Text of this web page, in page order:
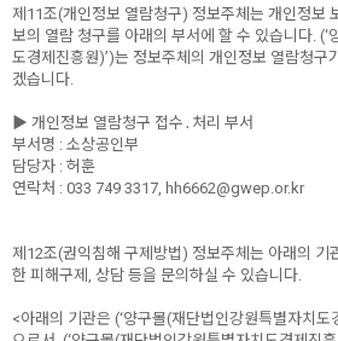
제11조(개인정보 열람청구) 정보주체는 개인정보
보의 열람 청구를 아래의 부서에 할 수 있습니다. (‘
도경제진흥원)’)는 정보주체의 개인정보 열람청구
겠습니다.
▶ 개인정보 열람청구 접수․처리 부서
부서명 : 소상공인부
담당자 : 허훈
연락처 : 033 749 3317, hh6662@gwep.or.kr
제12조(권익침해 구제방법) 정보주체는 아래의 기
한 피해구제, 상담 등을 문의하실 수 있습니다.
<아래의 기관은 (‘양구몰(재단법인강원특별자치